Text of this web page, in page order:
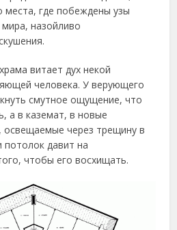
места, где побеждены узы
назойливо
витает дух некой
человека. У верующего
смутное ощущение, что
а в каземат, в новые
через трещину в
потолок давит на
чтобы его восхищать.